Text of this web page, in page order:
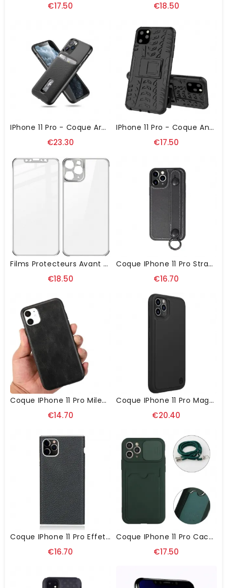
€17.50 €18.50
IPhone 11 Pro - Coque Armor Serie Porte Carte
€23.30
IPhone 11 Pro - Coque Antidérapante Avec Support Intégré
€17.50
Films Protecteurs Avant Et Arrière Pour IPhone 11 Pro
€18.50
Coque IPhone 11 Pro Strap Coutures Simili Cuir
€16.70
Coque IPhone 11 Pro Milena Effet Cuir
€14.70
Coque IPhone 11 Pro Magnetic Car
€20.40
Coque IPhone 11 Pro Effet Cuir Avec Lanière
€16.70
Coque IPhone 11 Pro Cache Caméra Avec Porte Carte Et Cordon
€17.50